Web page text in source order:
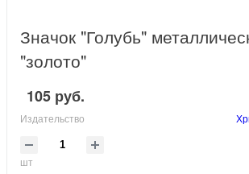
Значок "Голубь"
"золото"
105 руб.
Издательство
шт